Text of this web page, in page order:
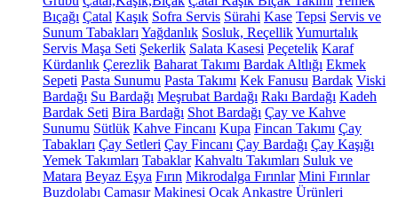
Bıçağı Çatal Kaşık Sofra Servis Sürahi Kase Tepsi Servis ve
Sunum Tabakları Yağdanlık Sosluk, ReçellikYumurtalık
Servis Maşa Seti Şekerlik Salata Kasesi Peçetelik Karaf
Kürdanlık Çerezlik Baharat Takımı Bardak Altlığı Ekmek
Sepeti Pasta Sunumu Pasta Takımı Kek Fanusu Bardak Viski
Bardağı Su Bardağı Meşrubat Bardağı Rakı Bardağı Kadeh
Bardak Seti Bira Bardağı Shot Bardağı Çay ve Kahve
Sunumu Sütlük Kahve Fincanı Kupa Fincan Takımı Çay
Tabakları Çay Setleri Çay Fincanı Çay Bardağı Çay Kaşığı
Yemek Takımları Tabaklar Kahvaltı Takımları Suluk ve
Matara Beyaz Eşya Fırın Mikrodalga Fırınlar Mini Fırınlar
Buzdolabı Çamaşır Makinesi Ocak Ankastre Ürünleri